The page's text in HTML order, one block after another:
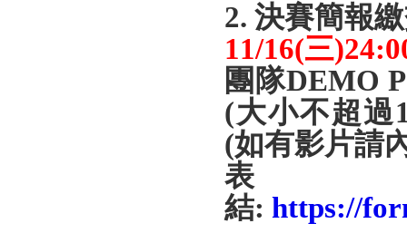
2. 決賽簡報
11/16(三
團隊DEMO
(大小不超過
(如有影片請
結: https://